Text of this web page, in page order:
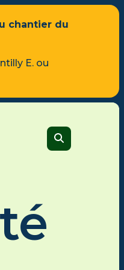
chantier du
E. ou